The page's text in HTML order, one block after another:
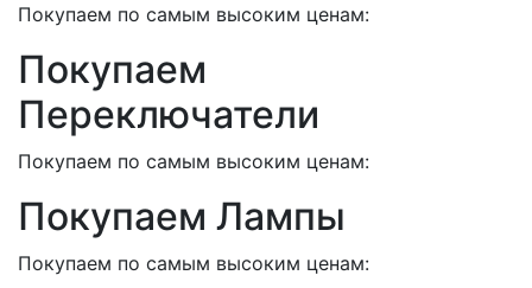
Покупаем по самым высоким ценам:
Покупаем
Переключатели
Покупаем по самым высоким ценам:
Покупаем Лампы
Покупаем по самым высоким ценам: